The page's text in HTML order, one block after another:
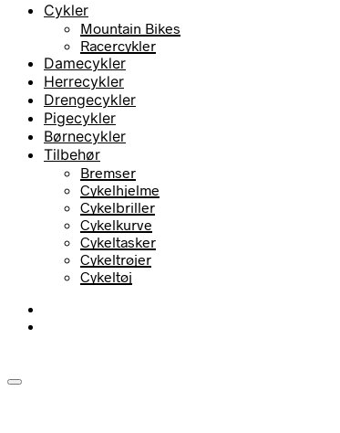
Cykler
Mountain Bikes
Racercykler
Damecykler
Herrecykler
Drengecykler
Pigecykler
Børnecykler
Tilbehør
Bremser
Cykelhjelme
Cykelbriller
Cykelkurve
Cykeltasker
Cykeltrøjer
Cykeltøj